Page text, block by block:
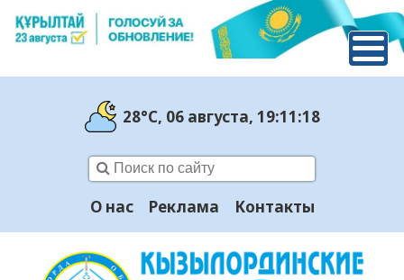
28°C, 06 августа, 19:11:19
О нас Реклама Контакты